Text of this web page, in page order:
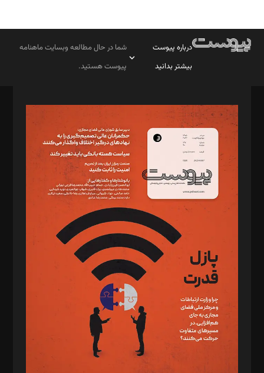
درباره پیوست
بیشتر بدانید
شما در حال مطالعه وبسایت ماهنامه
پیوست هستید.
مدیر مسئول: محمدباقر اثنی‌عشری
سردبیر: مهرک محمودی
دبیر تحریریه: میثم قاسمی
د‌بیر ناداستان: سمانه سمیع
د‌بیر خدمت و تجارت: ابوالفضل رجبی
د‌بیر حقوق فناوری: حسام‌الدین ایپکچی
د‌بیر پیوست جهان: مینا پاکدل
د‌بیر تحریریه آنلاین: بابک نقاش
تحریریه‌: مجتبی محمود‌ی، آرش برهمند، یسنا امان‌پور، سروش کرمیان،
مصطفی مسجدی آرانی، ابوالفضل رجبی، زهرا فکرانه، فائزه فتحی
رستمی،مصطفی باستان
ویرایش: نگار استاد‌‌آقا
طراح یونیفرم: مجید توکلی
فیلمبرداری و عکاسی: امیر شفیعی، مانی لطفی زاده
گرافیک و صفحه‌آرایی: سید‌سبحان‌علی ثابت
مد‌یر توسعه تجاری: کامبیز برید‌